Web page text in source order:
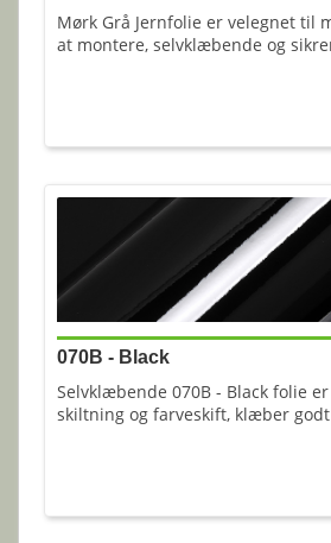
Mørk Grå Jernfolie er velegnet til
at montere, selvklæbende og
070B - Black
Selvklæbende 070B - Black folie
skiltning og farveskift, klæber